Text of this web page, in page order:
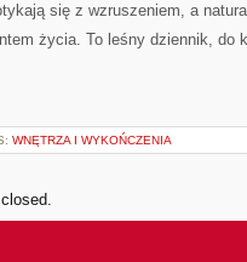
się z wzruszeniem, a
życia. To leśny dziennik, do
WNĘTRZA I WYKOŃCZENIA